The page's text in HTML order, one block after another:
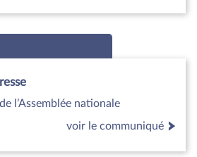
l’Assemblée nationale
voir le communiqué